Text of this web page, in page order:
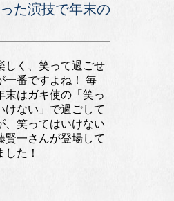
た演技で年末の
しく、笑って過ごせ
一番ですよね！ 毎
末はガキ使の「笑っ
けない」で過ごして
、笑ってはいけない
賢一さんが登場して
した！